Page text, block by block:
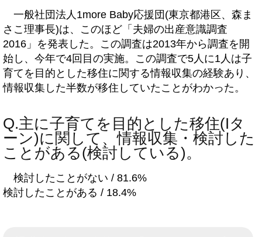
一般社団法人1more Baby応援団(東京都港区、森ま
さこ理事長)は、このほど「夫婦の出産意識調査
2016」を発表した。この調査は2013年から調査を開
始し、今年で4回目の実施。この調査で5人に1人は子
育てを目的とした移住に関する情報収集の経験あり、
情報収集した半数が移住していたことがわかった。
Q.主に子育てを目的とした移住(Iタ
ーン)に関して、情報収集・検討した
ことがある(検討している)。
検討したことがない / 81.6%
検討したことがある / 18.4%